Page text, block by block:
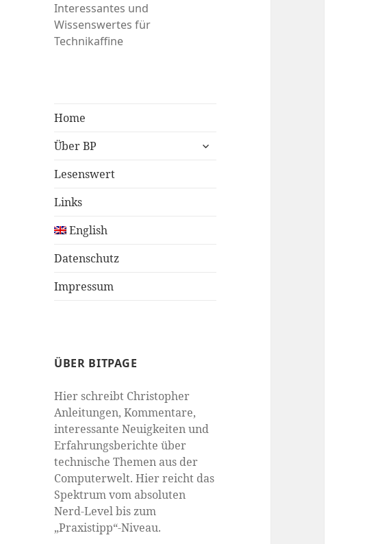
Interessantes und
Wissenswertes für
Technikaffine
Home
Über BP
untermenü
Lesenswert
Links
English
Datenschutz
Impressum
ÜBER BITPAGE
Hier schreibt Christopher
Anleitungen, Kommentare,
interessante Neuigkeiten und
Erfahrungsberichte über
technische Themen aus der
Computerwelt. Hier reicht das
Spektrum vom absoluten
Nerd-Level bis zum
„Praxistipp“-Niveau.